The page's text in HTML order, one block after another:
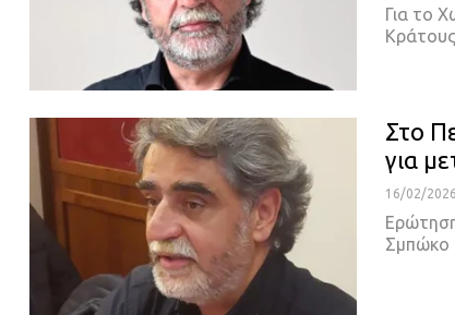
Για το
Στο
για
16/02/
Σμπώκο